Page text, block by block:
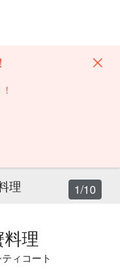
理
理
ィコート
1/10